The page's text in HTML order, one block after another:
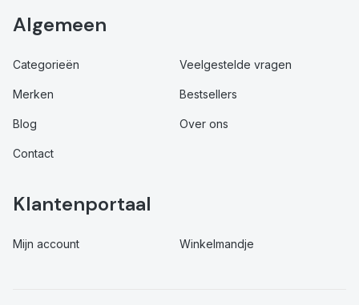
Algemeen
Categorieën Veelgestelde vragen
Merken Bestsellers
Blog Over ons
Contact
Klantenportaal
Mijn account Winkelmandje